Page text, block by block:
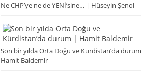
Ne CHP’ye ne de YENİ’sine… | Hüseyin Şenol
Son bir yılda Orta Doğu ve Kürdistan’da
Hamit Baldemir